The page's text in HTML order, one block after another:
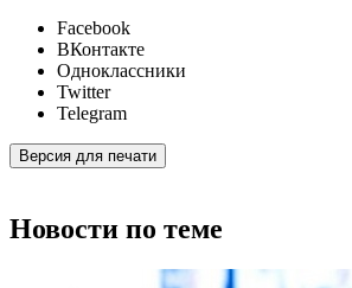
Facebook
ВКонтакте
Одноклассники
Twitter
Telegram
Версия для печати
Новости по теме